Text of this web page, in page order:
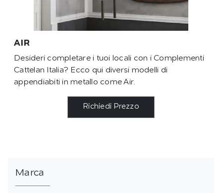
AIR
Desideri completare i tuoi locali con i Complementi
Cattelan Italia? Ecco qui diversi modelli di
appendiabiti in metallo come Air.
Richiedi Prezzo
Marca